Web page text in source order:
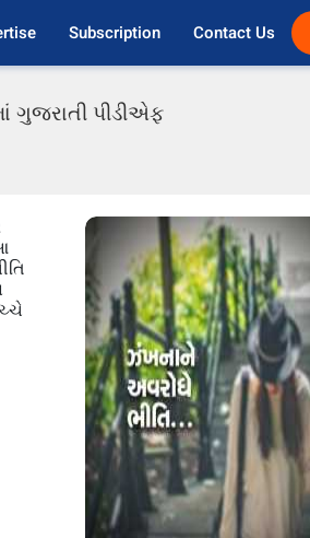
Subscription Contact Us
ગુજરાતી પીડીએફ